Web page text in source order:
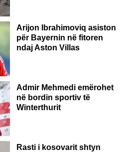
Arijon Ibrahimoviq asiston
për Bayernin në fitoren
ndaj Aston Villas
Admir Mehmedi emërohet
në bordin sportiv të
Winterthurit
Rasti i kosovarit shtyn